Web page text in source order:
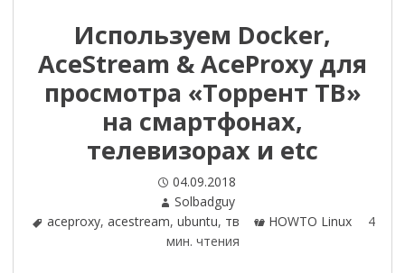
Используем Docker,
AceStream & AceProxy для
просмотра «Торрент ТВ»
на смартфонах,
телевизорах и etc
Опубликовано
04.09.2018
Автор
Solbadguy
Теги
aceproxy, acestream, ubuntu, тв Категории
HOWTO Linux
4
мин. чтения